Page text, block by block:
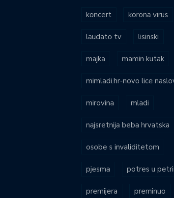
koncert korona virus
laudato tv lisinski
majka mamin kutak
mimladi.hr-novo lice
mirovina mladi
najsretnija beba hrvatska
osobe s invaliditetom
pjesma potres u
premijera preminuo